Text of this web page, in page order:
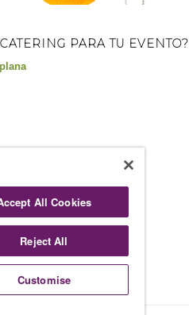
PARA TU EVENTO?
All Cookies
Reject All
Customise